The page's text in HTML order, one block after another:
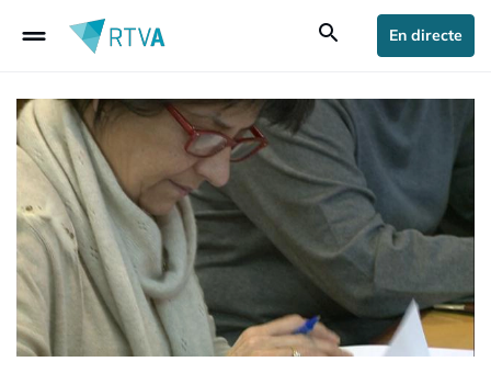
drag_handle search En directe